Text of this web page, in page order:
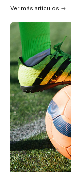
Ver más artículos